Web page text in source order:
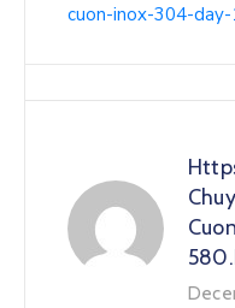
cuon-inox-304-